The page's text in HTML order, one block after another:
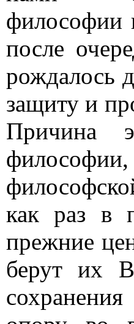
философии
после
рождалось
защиту и
Причина
как раз в
прежние
берут их